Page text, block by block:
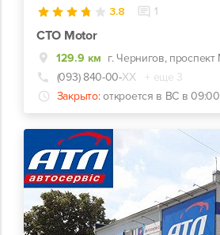
3.8 1
СТО Motor
129.9 км
(093) 840-00-ХХ
+ еще 3
Закрыто: откроется в ВС в 09:00